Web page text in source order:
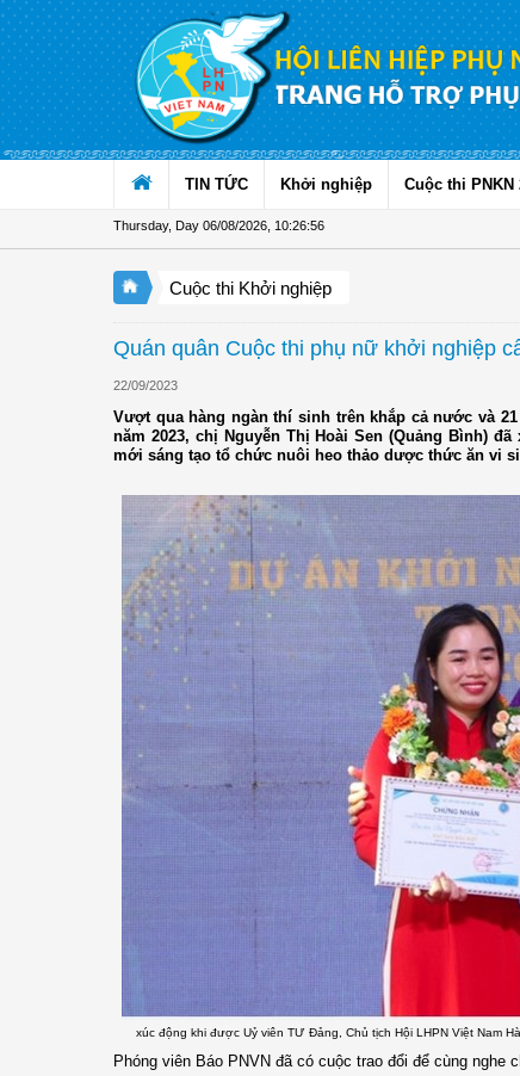
Skip to Content
TIN TỨC Khởi nghiệp Cuộc thi PNKN
Thursday, Day 06/08/2026 10:26:57
Cuộc thi Khởi nghiệp
Quán quân Cuộc thi phụ nữ khởi nghiệp
22/09/2023
Vượt qua hàng ngàn thí sinh trên khắp cả nước và
năm 2023, chị Nguyễn Thị Hoài Sen (Quảng Bình)
mới sáng tạo tổ chức nuôi heo thảo dược thức ăn vi
xúc động khi được Uỷ viên TƯ Đảng, Chủ tịch Hội LHPN Việt Nam
Phóng viên Báo PNVN đã có cuộc trao đổi để cùng nghe